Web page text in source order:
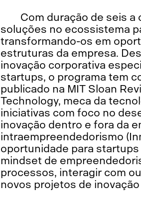
Com duração de seis a
soluções no ecossistema
transformando-os em
estruturas da empresa.
inovação corporativa
startups, o programa tem
publicado na MIT Sloan
Technology, meca da
iniciativas com foco no
inovação dentro e fora da
intraempreendedorismo
oportunidade para
mindset de
processos, interagir com
novos projetos de